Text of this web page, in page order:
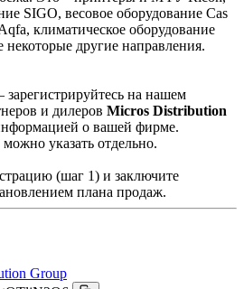
SIGO, весовое оборудование Cas
климатическое оборудование
некоторые другие направления.
на нашем
и дилеров Micros Distribution
о вашей фирме.
указать отдельно.
(шаг 1) и заключите
плана продаж.
Group